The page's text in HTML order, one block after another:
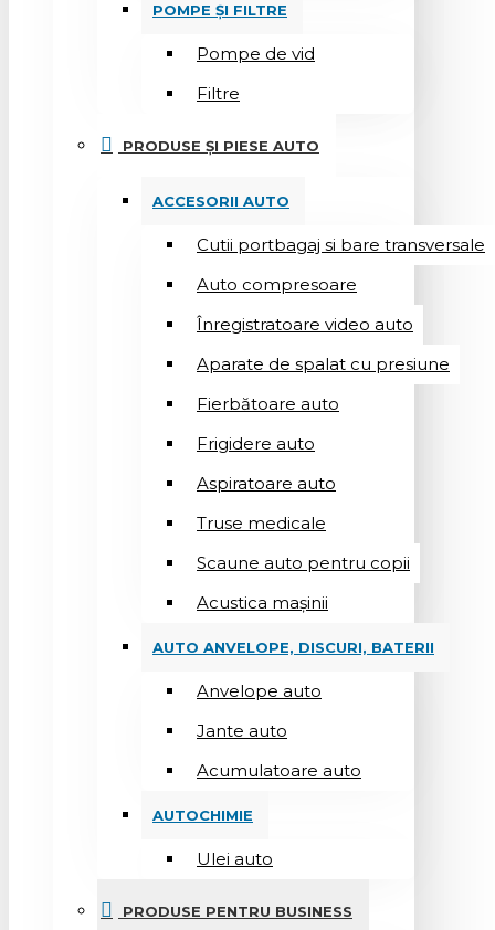
POMPE ȘI FILTRE
Pompe de vid
Filtre
PRODUSE ȘI PIESE AUTO
ACCESORII AUTO
Cutii portbagaj si bare transversale
Auto compresoare
Înregistratoare video auto
Aparate de spalat cu presiune
Fierbătoare auto
Frigidere auto
Aspiratoare auto
Truse medicale
Scaune auto pentru copii
Acustica mașinii
AUTO ANVELOPE, DISCURI, BATERII
Anvelope auto
Jante auto
Acumulatoare auto
AUTOCHIMIE
Ulei auto
PRODUSE PENTRU BUSINESS